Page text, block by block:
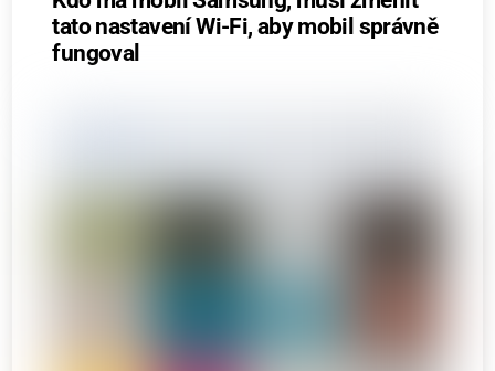
tato nastavení Wi-Fi, aby mobil správně
fungoval